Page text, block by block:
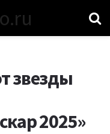
звезды
2025»